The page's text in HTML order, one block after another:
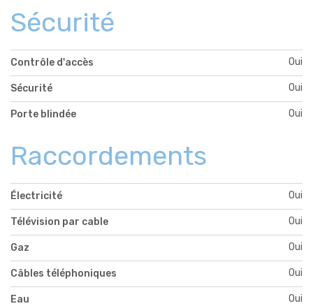
Sécurité
Contrôle d'accès Oui
Sécurité Oui
Porte blindée Oui
Raccordements
Électricité Oui
Télévision par cable Oui
Gaz Oui
Câbles téléphoniques Oui
Eau Oui